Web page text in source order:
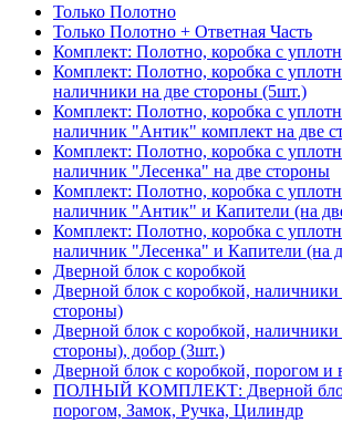
Только Полотно
Только Полотно + Ответная Часть
Комплект: Полотно, коробка с
Комплект: Полотно, коробка с
наличники на две стороны (5шт.)
Комплект: Полотно, коробка с
наличник "Антик" комплект на две
Комплект: Полотно, коробка с
наличник "Лесенка" на две стороны
Комплект: Полотно, коробка с
наличник "Антик" и Капители (на
Комплект: Полотно, коробка с
наличник "Лесенка" и Капители (на
Дверной блок с коробкой
Дверной блок с коробкой,
стороны)
Дверной блок с коробкой,
стороны), добор (3шт.)
Дверной блок с коробкой, порогом и
ПОЛНЫЙ КОМПЛЕКТ: Дверной блок
порогом, Замок, Ручка, Цилиндр